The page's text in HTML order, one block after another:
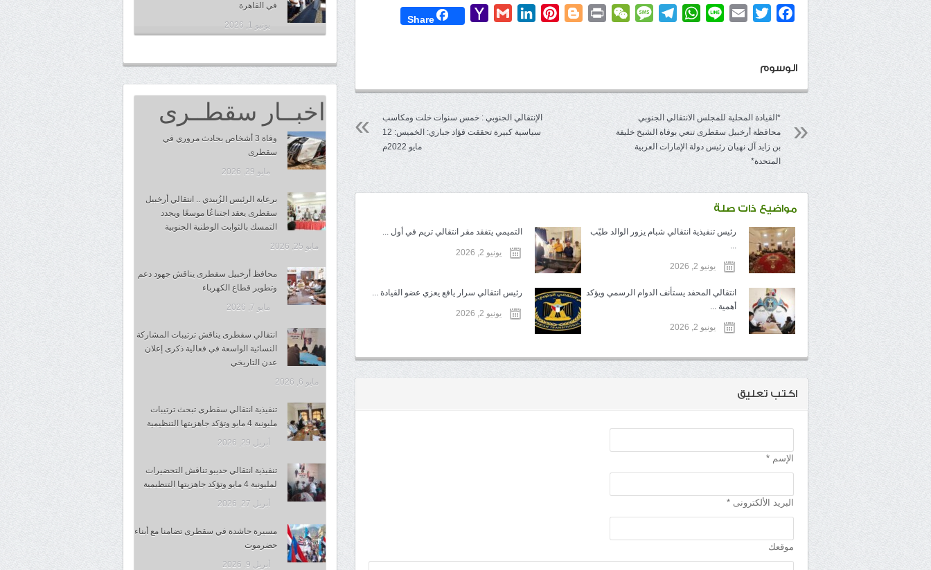
Facebook
Twitter
Email
Line
WhatsApp
Telegram
Message
WeChat
Print
Blogger
Pinterest
LinkedIn
Gmail
Yahoo
Share
الوسوم
الإنتقالي الجنوبي : خمس سنوات خلت ومكاسب
سياسية كبيرة تحققت فؤاد جباري: الخميس: 12
مايو 2022م
*القيادة المحلية للمجلس الانتقالي الجنوبي
محافظة أرخبيل سقطرى تنعي بوفاة الشيخ خليفة
بن زايد آل نهيان رئيس دولة الإمارات العربية
المتحدة*
مواضيع ذات صلة
رئيس تنفيذية انتقالي شبام يزور الوالد طيّب
...
يونيو 2, 2026
التميمي يتفقد مقر انتقالي تريم في أول ...
يونيو 2, 2026
انتقالي المحفد يستأنف الدوام الرسمي ويؤكد
أهمية ...
يونيو 2, 2026
رئيس انتقالي سرار يافع يعزي عضو القيادة ...
يونيو 2, 2026
اكتب تعليق
الإسم *
البريد الألكترونى *
موقعك
في القاهرة
يونيو 1, 2026
اخبــار سقطــرى
وفاة 3 أشخاص بحادث مروري في
سقطرى
مايو 29, 2026
برعاية الرئيس الزُبيدي .. انتقالي أرخبيل
سقطرى يعقد اجتناعُا موسعًا ويجدد
التمسك بالثوابت الوطنية الجنوبية
مايو 25, 2026
محافظ أرخبيل سقطرى يناقش جهود دعم
وتطوير قطاع الكهرباء
مايو 7, 2026
انتقالي سقطرى يناقش ترتيبات المشاركة
النسائية الواسعة في فعالية ذكرى إعلان
عدن التاريخي
مايو 6, 2026
تنفيذية انتقالي سقطرى تبحث ترتيبات
مليونية 4 مايو وتؤكد جاهزيتها التنظيمية
أبريل 29, 2026
تنفيذية انتقالي حديبو تناقش التحضيرات
لمليونية 4 مايو وتؤكد جاهزيتها التنظيمية
أبريل 27, 2026
مسيرة حاشدة في سقطرى تضامنا مع أبناء
حضرموت
أبريل 9, 2026